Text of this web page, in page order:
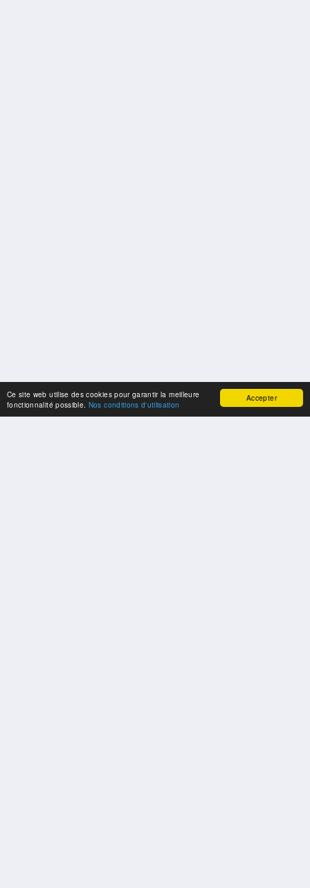
Accepter
Ce site web utilise des cookies pour garantir la meilleure
fonctionnalité possible. Nos conditions d'utilisation